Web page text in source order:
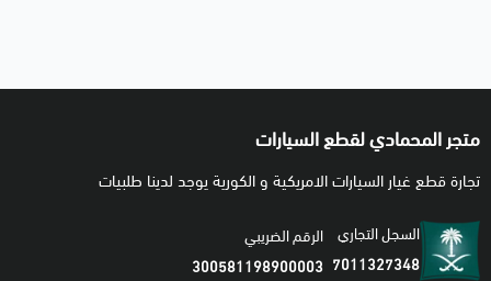
متجر المحمادي لقطع السيارات
تجارة قطع غيار السيارات الامريكية و الكورية يوجد لدينا طلبيات
السجل التجاري
7011327348
الرقم الضريبي
300581198900003